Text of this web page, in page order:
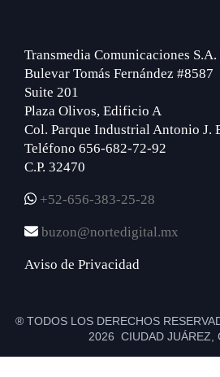
Transmedia Comunicaciones S.A.
Bulevar Tomás Fernández #8587
Suite 201
Plaza Olivos, Edificio A
Col. Parque Industrial Antonio J.
Teléfono 656-682-72-92
C.P. 32470
+52-656-383-25-28
buzon@nortedigital.mx
Aviso de Privacidad
® TODOS LOS DERECHOS
2026 CIUDAD JUÁREZ,